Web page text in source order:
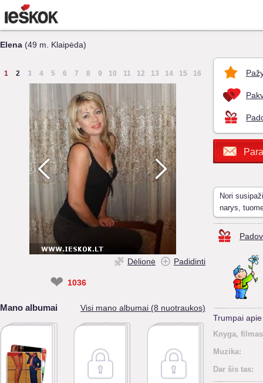
Elena (49 m. Klaipėda)
1 2 3 4 5 6 7 8 9 10 11 12 13 14 15 16
Dėlionė Padidinti
❤ 1036
Mano albumai Visi mano albumai (8 nuotraukos)
Nori
narys,
Trumpai
Knyga,
Muzika:
Dar šis tas: